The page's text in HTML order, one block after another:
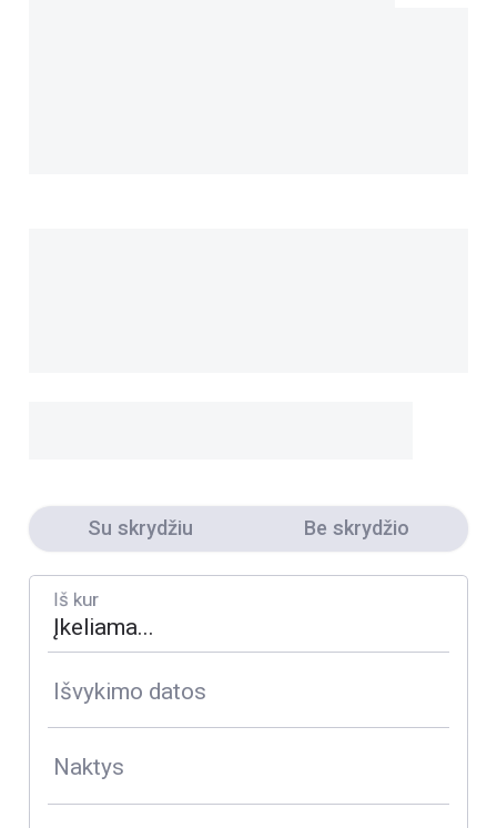
Su skrydžiu Be skrydžio
Iš kur
Išvykimo datos
Naktys